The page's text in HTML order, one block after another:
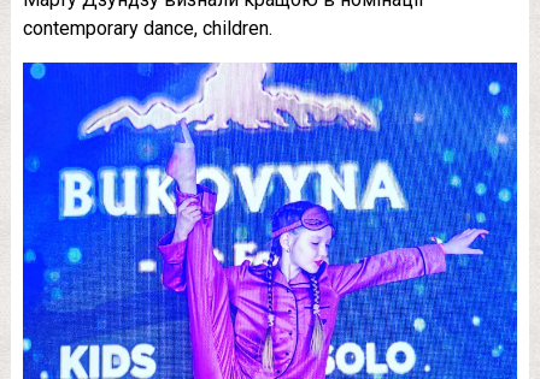
contemporary dance, children.